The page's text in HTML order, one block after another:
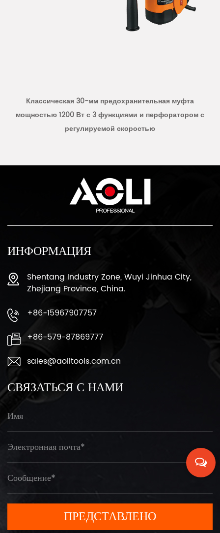
Классическая 30-мм предохранительная муфта
мощностью 1200 Вт с 3 функциями и перфоратором с
регулируемой скоростью
ИНФОРМАЦИЯ
Shentang Industry Zone, Wuyi Jinhua City,
Zhejiang Province, China.
+86-15967907757
+86-579-87869777
sales@aolitools.com.cn
СВЯЗАТЬСЯ С НАМИ